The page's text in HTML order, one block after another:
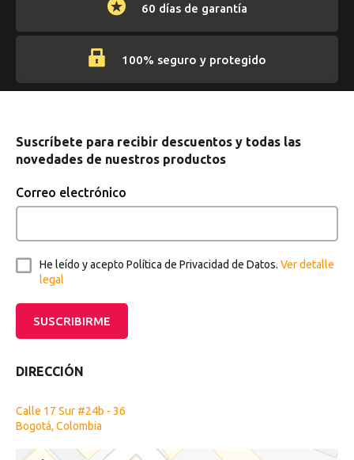
60 días de garantía
100% seguro y protegido
Suscríbete para recibir descuentos y todas las
novedades de nuestros productos
Correo electrónico
He leído y acepto Política de Privacidad de Datos. Ver detalle
legal
SUSCRIBIRME
DIRECCIÓN
Calle 17 Sur #24b - 36
Bogotá, Colombia